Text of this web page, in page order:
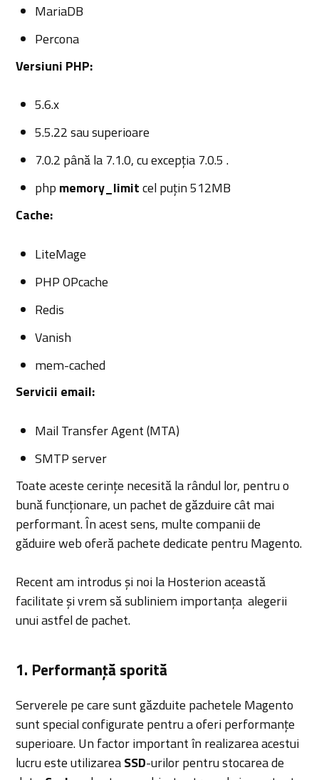
MariaDB
Percona
Versiuni PHP:
5.6.x
5.5.22 sau superioare
7.0.2 până la 7.1.0, cu excepția 7.0.5 .
php memory_limitcel puțin 512MB
Cache:
LiteMage
PHP OPcache
Redis
Vanish
mem-cached
Servicii email:
Mail Transfer Agent (MTA)
SMTP server
Toate aceste cerințe necesită la rândul lor, pentru o
bună funcționare, un pachet de găzduire cât mai
performant. În acest sens, multe companii de
găduire web oferă pachete dedicate pentru Magento.
Recent am introdus și noi la Hosterion această
facilitate și vrem să subliniem importanța alegerii
unui astfel de pachet.
1. Performanță sporită
Serverele pe care sunt găzduite pachetele Magento
sunt special configurate pentru a oferi performanțe
superioare. Un factor important în realizarea acestui
lucru este utilizareaSSD-urilor pentru stocarea de